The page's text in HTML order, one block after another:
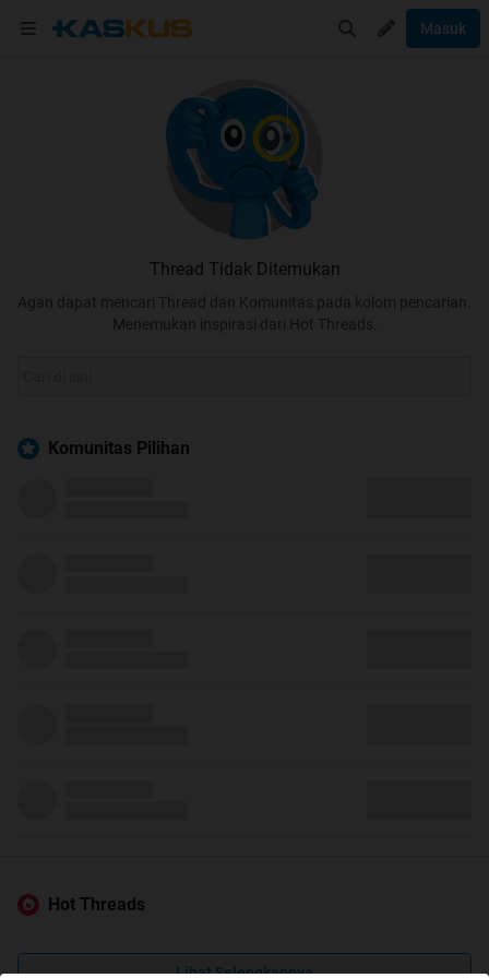
Masuk
Thread Tidak Ditemukan
Agan dapat mencari Thread dan Komunitas pada kolom pencarian.
Menemukan inspirasi dari Hot Threads.
Komunitas Pilihan
Hot Threads
Lihat Selengkapnya